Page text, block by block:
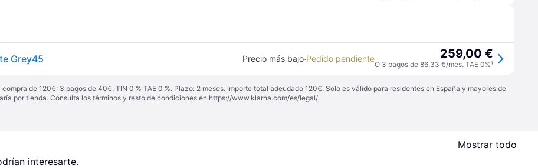
Grey45 Precio más bajo·Pedido pendiente 259,00 €
O 3 pagos de 86,33 €/mes. TAE 0%¹
de 120€: 3 pagos de 40€, TIN 0 % TAE 0 %. Plazo: 2 meses. Importe total adeudado 120€. Solo es válido para residentes en España y mayores de
por tienda. Consulta los términos y resto de condiciones en https://www.klarna.com/es/legal/.
Mostrar todo
interesarte.